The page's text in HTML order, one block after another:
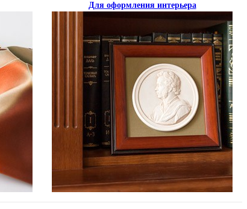
Для оформления интерьера